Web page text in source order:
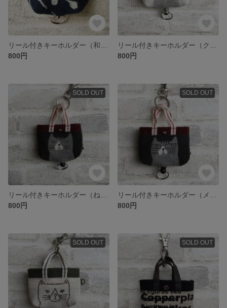
800円
800円
SOLD OUT
800円
SOLD OUT
800円
SOLD OUT SOLD OUT